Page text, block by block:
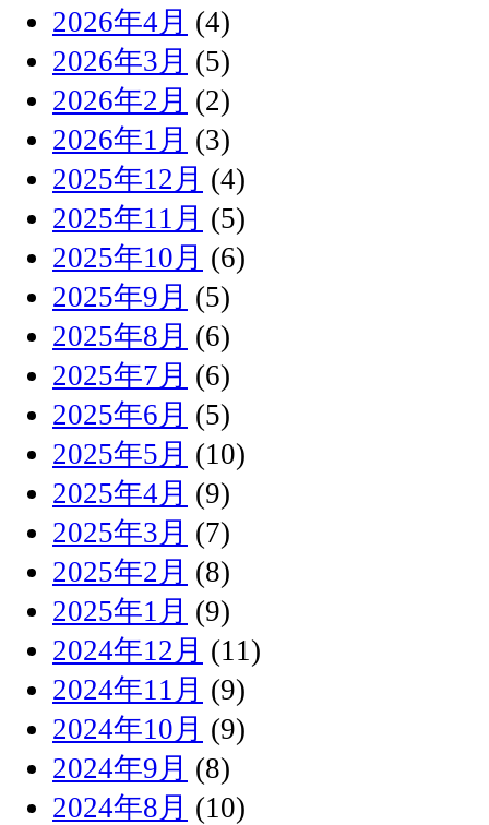
2026年4月 (4)
2026年3月 (5)
2026年2月 (2)
2026年1月 (3)
2025年12月 (4)
2025年11月 (5)
2025年10月 (6)
2025年9月 (5)
2025年8月 (6)
2025年7月 (6)
2025年6月 (5)
2025年5月 (10)
2025年4月 (9)
2025年3月 (7)
2025年2月 (8)
2025年1月 (9)
2024年12月 (11)
2024年11月 (9)
2024年10月 (9)
2024年9月 (8)
2024年8月 (10)